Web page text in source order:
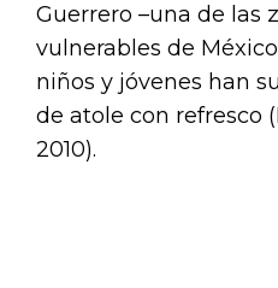
Guerrero –una de las
vulnerables de
niños y jóvenes han
de atole con refresco
2010).